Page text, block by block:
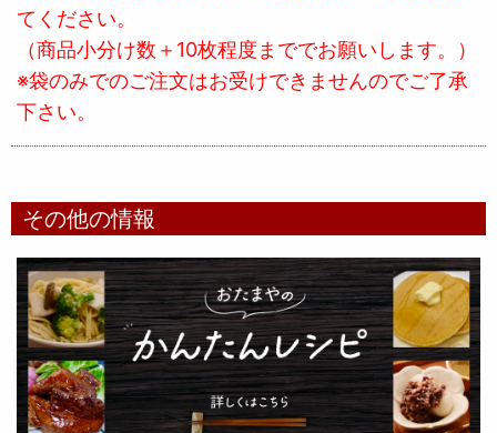
てください。
（商品小分け数＋10枚程度まででお願いします。）
※袋のみでのご注文はお受けできませんのでご了承
下さい。
その他の情報